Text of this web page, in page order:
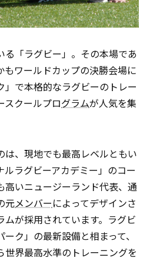
る「ラグビー」。その本場であ
もワールドカップの決勝会場に
」で本格的なラグビーのトレー
スクールプログラムが人気を集
は、現地でも最高レベルともい
ラグビーアカデミー」のコー
高いニュージーランド代表、通
元メンバーによってデザインさ
が採用されています。ラグビ
ク」の最新設備と相まって、
世界最高水準のトレーニングを